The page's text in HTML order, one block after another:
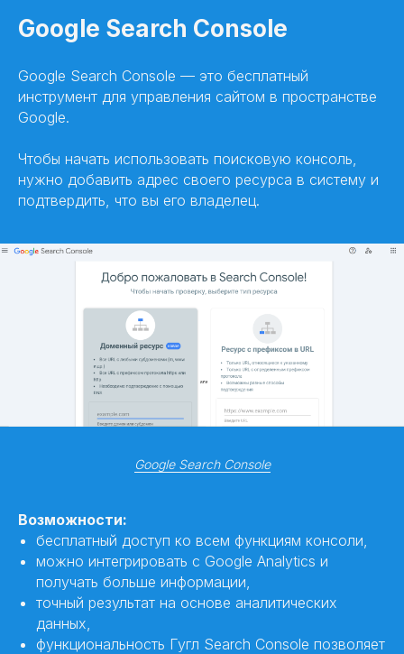
Google Search Console
Google Search Console — это бесплатный
инструмент для управления сайтом в пространстве
Google.
Чтобы начать использовать поисковую консоль,
нужно добавить адрес своего ресурса в систему и
подтвердить, что вы его владелец.
Google Search Console
Возможности:
бесплатный доступ ко всем функциям консоли,
можно интегрировать с Google Analytics и
получать больше информации,
точный результат на основе аналитических
данных,
функциональность Гугл Search Console позволяет